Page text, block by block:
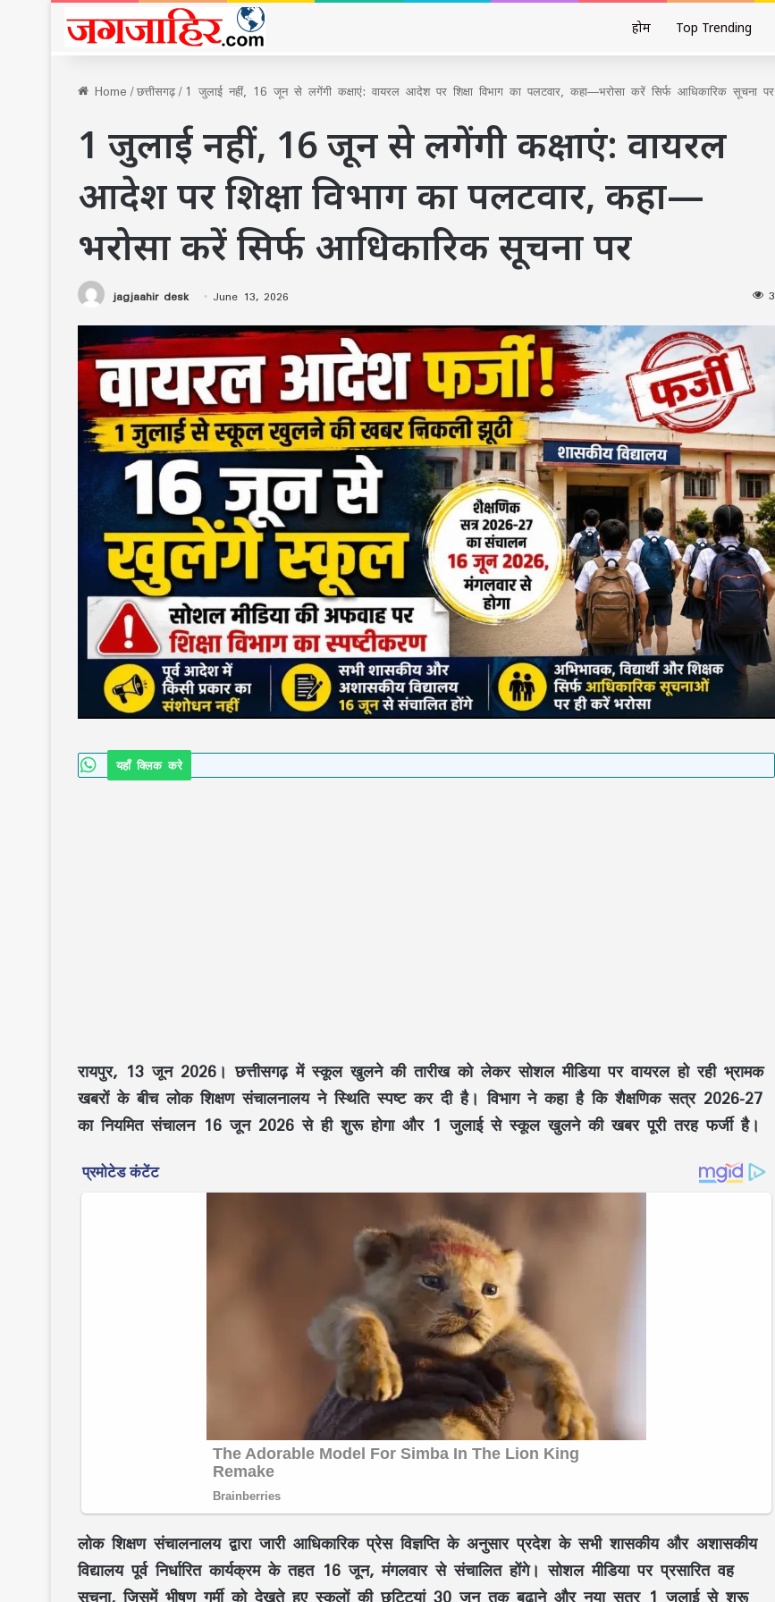
होम Top Trending
Home/छत्तीसगढ़/1 जुलाई नहीं, 16 जून से लगेंगी कक्षाएं: वायरल आदेश पर शिक्षा विभाग का पलटवार, कहा—भरोसा करें सिर्फ आधिकारिक सूचना पर
1 जुलाई नहीं, 16 जून से लगेंगी कक्षाएं: वायरल
आदेश पर शिक्षा विभाग का पलटवार, कहा—
भरोसा करें सिर्फ आधिकारिक सूचना पर
jagjaahir desk June 13, 2026 3
यहाँ क्लिक करे
रायपुर, 13 जून 2026। छत्तीसगढ़ में स्कूल खुलने की तारीख को लेकर सोशल मीडिया पर वायरल हो रही भ्रामक
खबरों के बीचलोक शिक्षण संचालनालयने स्थिति स्पष्ट कर दी है। विभाग ने कहा है किशैक्षणिक सत्र 2026-27
का नियमित संचालन 16 जून 2026 से ही शुरू होगाऔर 1 जुलाई से स्कूल खुलने की खबर पूरी तरह फर्जीहै।
लोक शिक्षण संचालनालय द्वारा जारी आधिकारिक प्रेस विज्ञप्ति के अनुसार प्रदेश के सभीशासकीय और अशासकीय
विद्यालयपूर्व निर्धारित कार्यक्रम के तहत 16 जून, मंगलवारसे संचालित होंगे। सोशल मीडिया पर प्रसारित वह